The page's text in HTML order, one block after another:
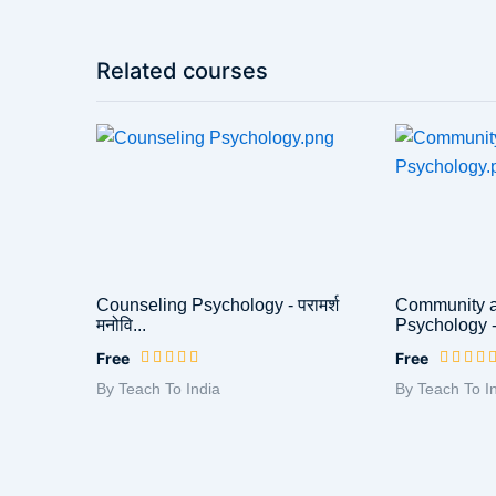
Related courses
Counseling Psychology - परामर्श
मनोवि...
Free
By Teach To India
Community
Psychology
Free
By Teach To